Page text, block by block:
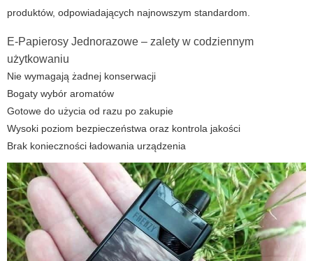
produktów, odpowiadających najnowszym standardom.
E-Papierosy Jednorazowe – zalety w codziennym
użytkowaniu
Nie wymagają żadnej konserwacji
Bogaty wybór aromatów
Gotowe do użycia od razu po zakupie
Wysoki poziom bezpieczeństwa oraz kontrola jakości
Brak konieczności ładowania urządzenia